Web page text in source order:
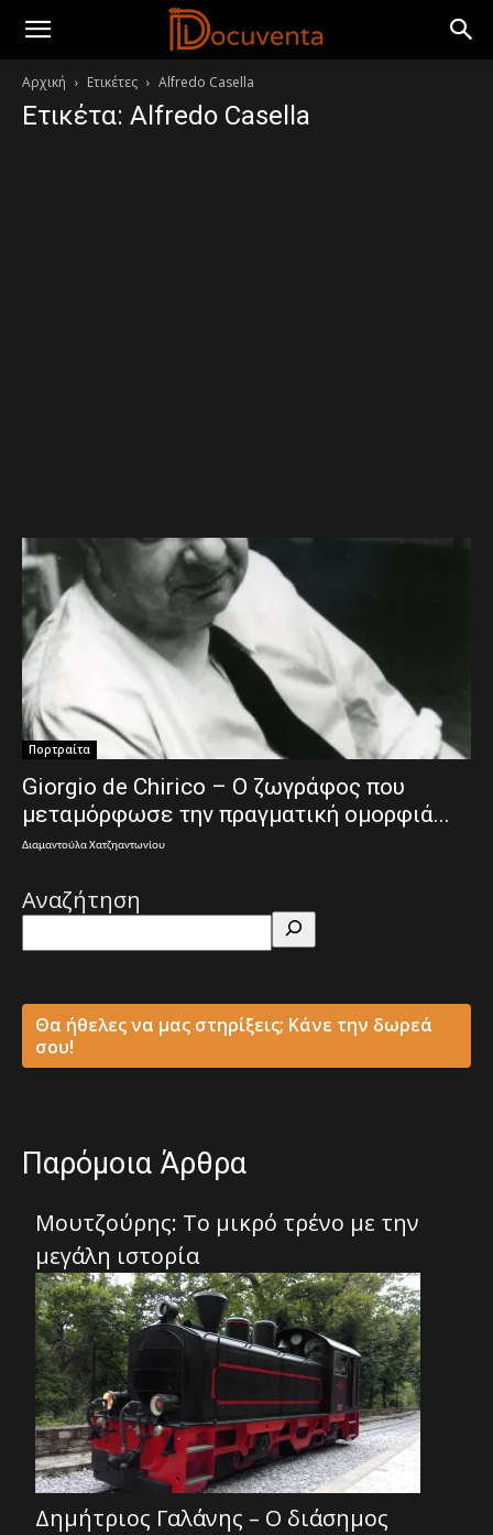
Αρχική Ετικέτες Alfredo Casella
Ετικέτα: Alfredo Casella
Πορτραίτα
Giorgio de Chirico – Ο ζωγράφος που
μεταμόρφωσε την πραγματική ομορφιά...
Διαμαντούλα Χατζηαντωνίου
Αναζήτηση
Θα ήθελες να μας στηρίξεις; Κάνε την δωρεά
σου!
Παρόμοια Άρθρα
Μουτζούρης: Το μικρό τρένο με την
μεγάλη ιστορία
Δημήτριος Γαλάνης – Ο διάσημος